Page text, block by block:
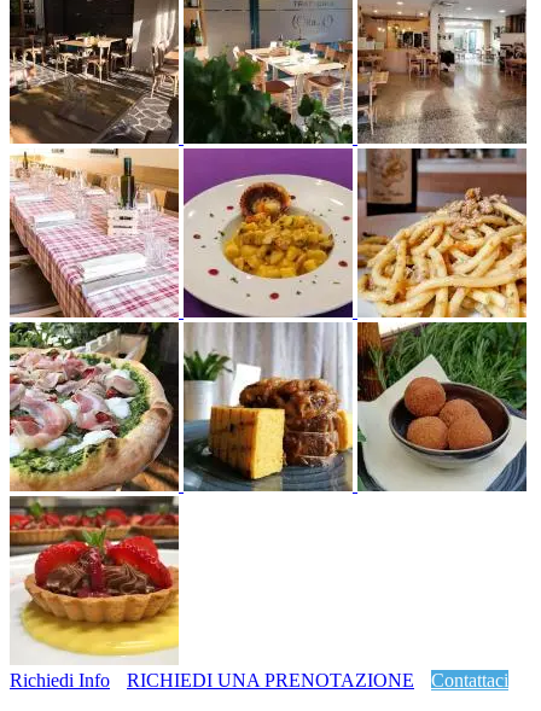
Richiedi Info RICHIEDI UNA PRENOTAZIONE Contattaci